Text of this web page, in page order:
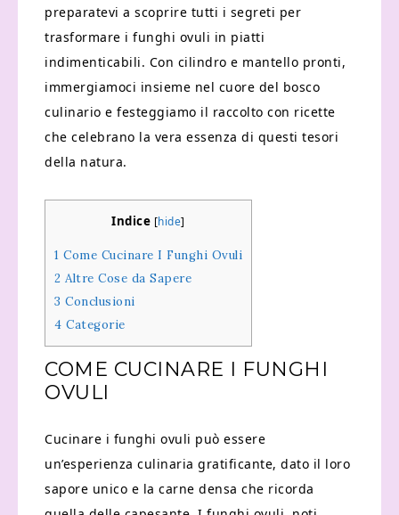
preparatevi a scoprire tutti i segreti per
trasformare i funghi ovuli in piatti
indimenticabili. Con cilindro e mantello pronti,
immergiamoci insieme nel cuore del bosco
culinario e festeggiamo il raccolto con ricette
che celebrano la vera essenza di questi tesori
della natura.
Indice [hide]
1 Come Cucinare I Funghi Ovuli
2 Altre Cose da Sapere
3 Conclusioni
4 Categorie
COME CUCINARE I FUNGHI
OVULI
Cucinare i funghi ovuli può essere
un’esperienza culinaria gratificante, dato il loro
sapore unico e la carne densa che ricorda